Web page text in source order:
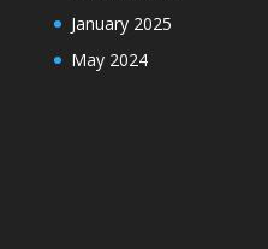
January 2025
May 2024